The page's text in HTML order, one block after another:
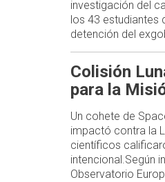
investigación del
los 43 estudiantes
detención del
Colisión
para la
Un cohete de
impactó contra la
científicos
intencional.Según
Observatorio